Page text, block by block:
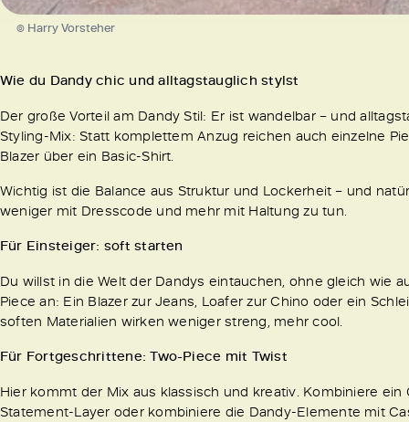
© Harry Vorsteher
Wie du Dandy chic und alltagstauglich stylst
Der große Vorteil am Dandy Stil: Er ist wandelbar – und
Styling-Mix: Statt komplettem Anzug reichen auch einzelne
Blazer über ein Basic-Shirt.
Wichtig ist die Balance aus Struktur und Lockerheit – und
weniger mit Dresscode und mehr mit Haltung zu tun.
Für Einsteiger: soft starten
Du willst in die Welt der Dandys eintauchen, ohne gleich wie
Piece an: Ein Blazer zur Jeans, Loafer zur Chino oder ein
soften Materialien wirken weniger streng, mehr cool.
Für Fortgeschrittene: Two-Piece mit Twist
Hier kommt der Mix aus klassisch und kreativ. Kombiniere
Statement-Layer oder kombiniere die Dandy-Elemente mit